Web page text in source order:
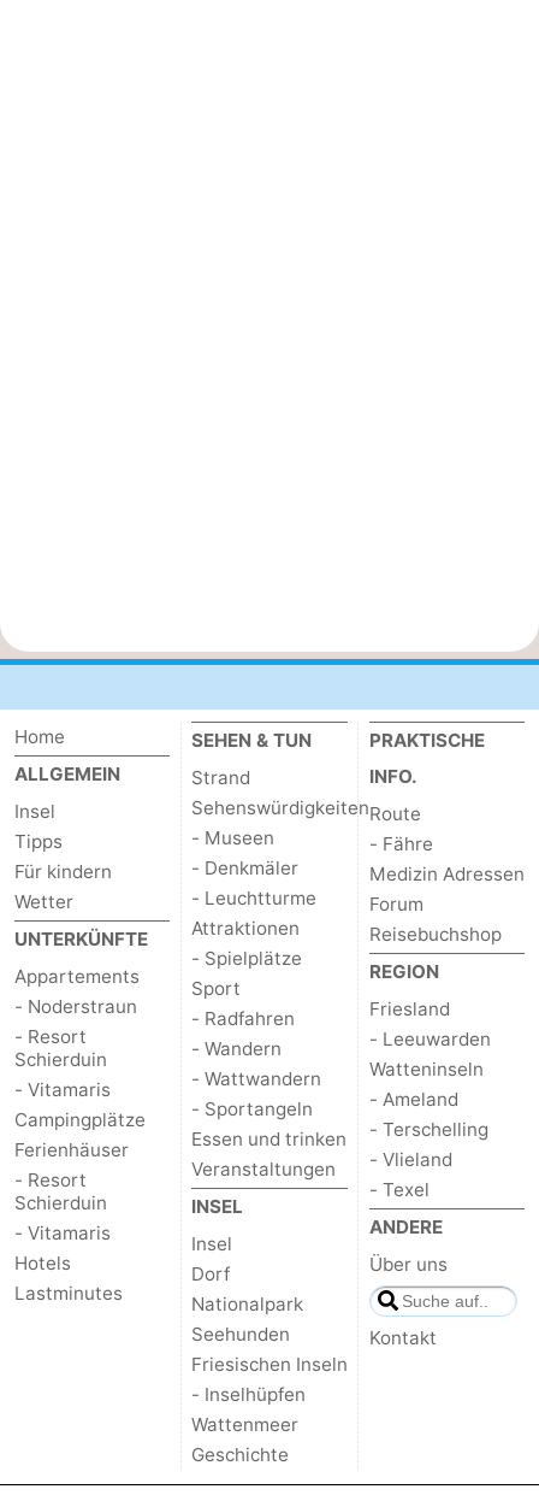
Home
ALLGEMEIN
Insel
Tipps
Für kindern
Wetter
UNTERKÜNFTE
Appartements
- Noderstraun
- Resort
Schierduin
- Vitamaris
Campingplätze
Ferienhäuser
- Resort
Schierduin
- Vitamaris
Hotels
Lastminutes
SEHEN & TUN
Strand
Sehenswürdigkeiten
- Museen
- Denkmäler
- Leuchtturme
Attraktionen
- Spielplätze
Sport
- Radfahren
- Wandern
- Wattwandern
- Sportangeln
Essen und trinken
Veranstaltungen
INSEL
Insel
Dorf
Nationalpark
Seehunden
Friesischen Inseln
- Inselhüpfen
Wattenmeer
Geschichte
PRAKTISCHE
INFO.
Route
- Fähre
Medizin Adressen
Forum
Reisebuchshop
REGION
Friesland
- Leeuwarden
Watteninseln
- Ameland
- Terschelling
- Vlieland
- Texel
ANDERE
Über uns
Kontakt